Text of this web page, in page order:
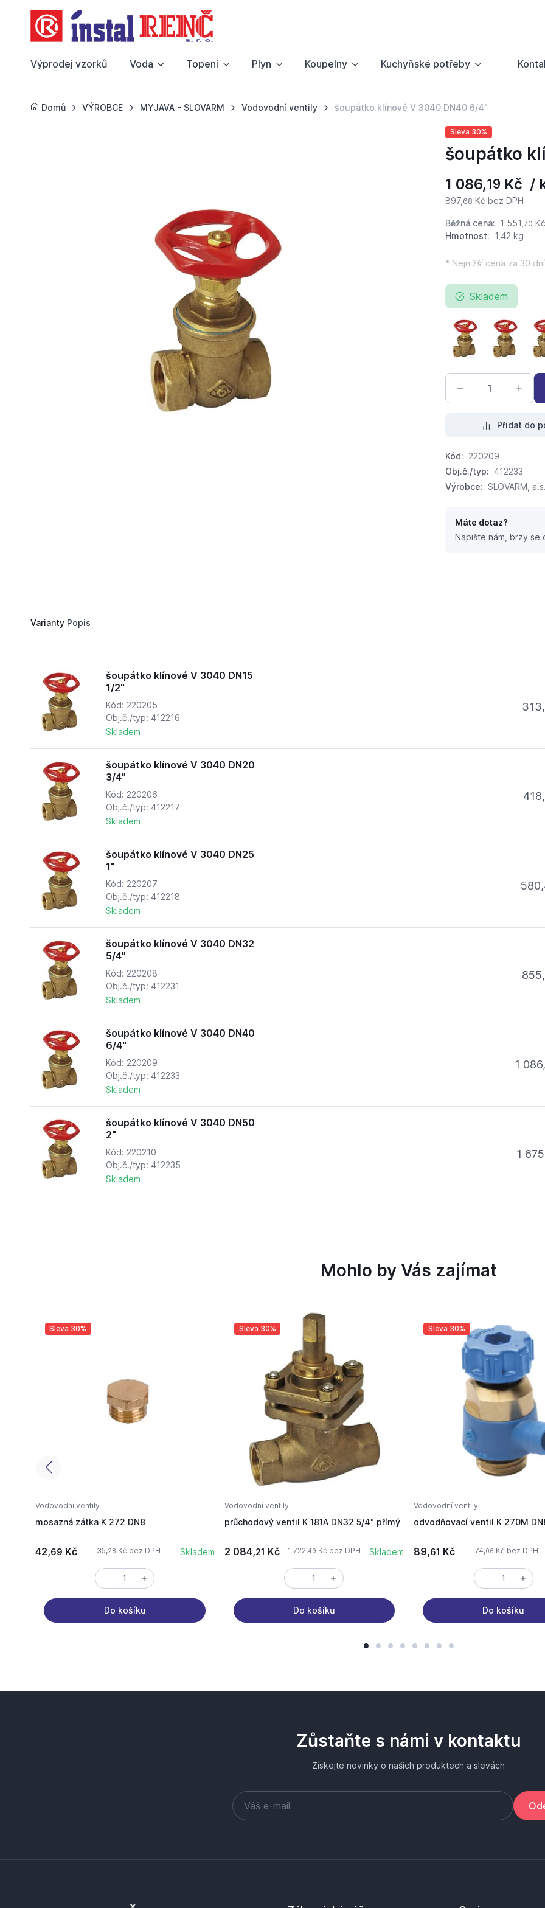
Výprodej vzorků Voda Topení Plyn Koupelny Kuchyňské potřeby
Domů VÝROBCE MYJAVA - SLOVARM Vodovodní ventily šoupátko klínové V 3040 DN40 6/4"
Sleva 30%
šoupátko
1 086,19 Kč /
897, 68 Kč bez DPH
Běžná cena: 1 551, 70 Kč
Hmotnost: 1,42 kg
* Nejnižší cena za 30 dní
Skladem
šoupátko klínové V
šoupátko
Přidat do
Kód: 220209
Obj.č./typ: 412233
Výrobce: SLOVARM, a.s.
Máte dotaz?
Napište nám, brzy se
Varianty Popis
šoupátko klínové V 3040 DN15
1/2"
Kód: 220205
Obj.č./typ: 412216
Skladem
313,
šoupátko klínové V 3040 DN20
3/4"
Kód: 220206
Obj.č./typ: 412217
Skladem
418,
šoupátko klínové V 3040 DN25
1"
Kód: 220207
Obj.č./typ: 412218
Skladem
580,
šoupátko klínové V 3040 DN32
5/4"
Kód: 220208
Obj.č./typ: 412231
Skladem
855,
šoupátko klínové V 3040 DN40
6/4"
Kód: 220209
Obj.č./typ: 412233
Skladem
1
šoupátko klínové V 3040 DN50
2"
Kód: 220210
Obj.č./typ: 412235
Skladem
1
Mohlo by Vás zajímat
Sleva 30%
Vodovodní ventily
mosazná zátka K 272 DN8
42,69 Kč 35,28 Kč bez DPH Skladem
Do košíku
Sleva 30%
Vodovodní ventily
průchodový ventil K 181A DN32 5/4" přímý
2 084,21 Kč 1 722,49 Kč bez DPH Skladem
Do košíku
Sleva 30%
Vodovodní ventily
odvodňovací ventil K 270M
89,61 Kč 74,06 Kč bez DPH
Do košíku
Zůstaňte s námi v kontaktu
Získejte novinky o našich produktech a slevách